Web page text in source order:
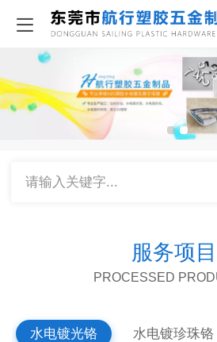
请输入关键字...
服务项目
PROCESSED
水电镀光铬 水电镀珍珠铬